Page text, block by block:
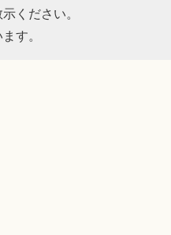
ください。
す。